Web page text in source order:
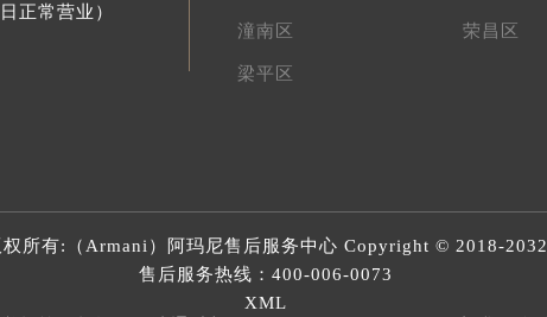
正常营业）
潼南区 荣昌区
梁平区
所有:（Armani） 阿玛尼售后服务中心 Copyright © 2018-2032
售后服务热线： 400-006-0073
XML